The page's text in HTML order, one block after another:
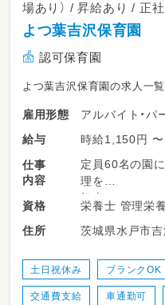
場あり） / 昇給あり / 正
よつ葉吉沢保育園
認可保育園
よつ葉吉沢保育園の求人一
雇用形態
アルバイト・パ
給与
時給1,150円
仕事
内容
定員60名の園
理を
担当していただ
＊栄養管理・衛
＊調理業務全般
資格
栄養士 管理
住所
茨城県水戸市
土日祝休み ブランクOK
交通費支給 車通勤可